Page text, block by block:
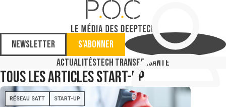
Newsletter
S'abonner
ActualitésTech TransferSanté
Tous les articlesStart-up
RÉSEAU SATT START-UP